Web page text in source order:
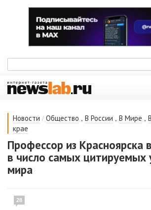
Новости / Общество , В России , В Мире ,
крае
Профессор из Красноярска
в число самых цитируемых
мира
28